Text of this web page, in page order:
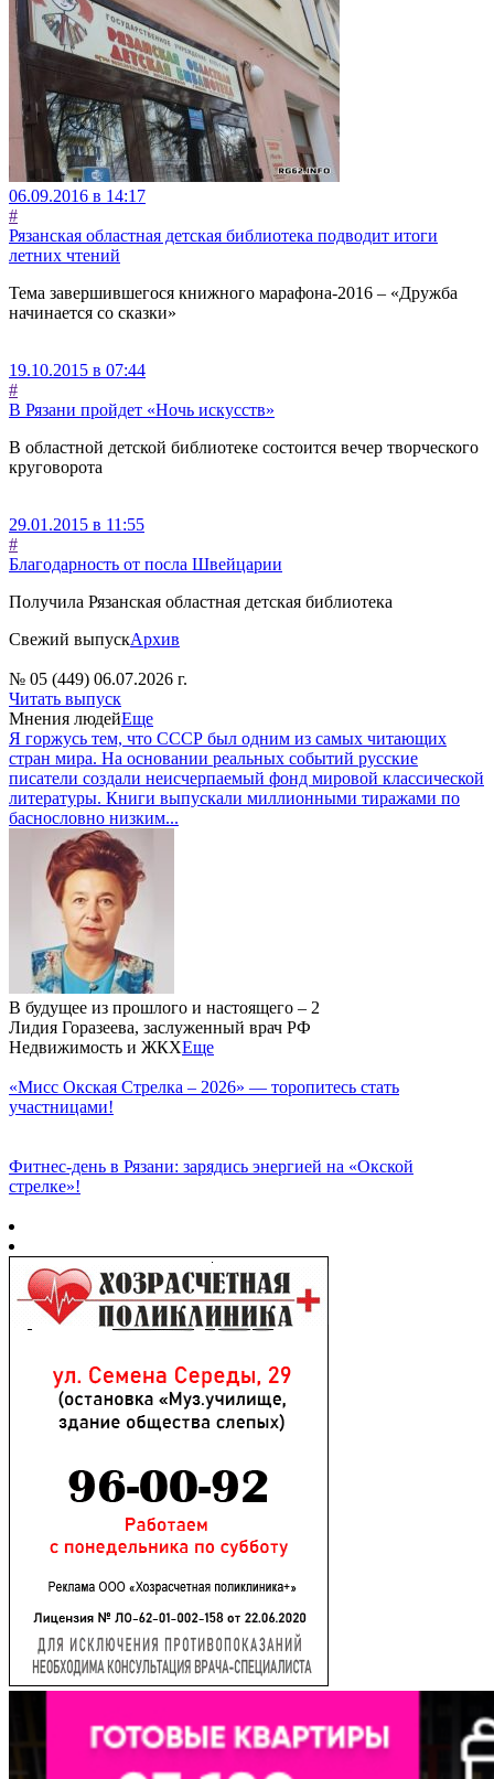
06.09.2016 в 14:17
#
Рязанская областная детская библиотека подводит итоги
летних чтений
Тема завершившегося книжного марафона-2016 – «Дружба
начинается со сказки»
19.10.2015 в 07:44
#
В Рязани пройдет «Ночь искусств»
В областной детской библиотеке состоится вечер творческого
круговорота
29.01.2015 в 11:55
#
Благодарность от посла Швейцарии
Получила Рязанская областная детская библиотека
Свежий выпускАрхив
№ 05 (449) 06.07.2026 г.
Читать выпуск
Мнения людейЕще
Я горжусь тем, что СССР был одним из самых читающих
стран мира. На основании реальных событий русские
писатели создали неисчерпаемый фонд мировой классической
литературы. Книги выпускали миллионными тиражами по
баснословно низким...
В будущее из прошлого и настоящего – 2
Лидия Горазеева, заслуженный врач РФ
Недвижимость и ЖКХЕще
«Мисс Окская Стрелка – 2026» — торопитесь стать
участницами!
Фитнес‑день в Рязани: зарядись энергией на «Окской
стрелке»!